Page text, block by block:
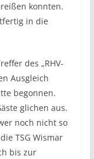
konnten.
in die
des „RHV-
Ausgleich
begonnen.
glichen aus.
noch nicht so
TSG Wismar
bis zur